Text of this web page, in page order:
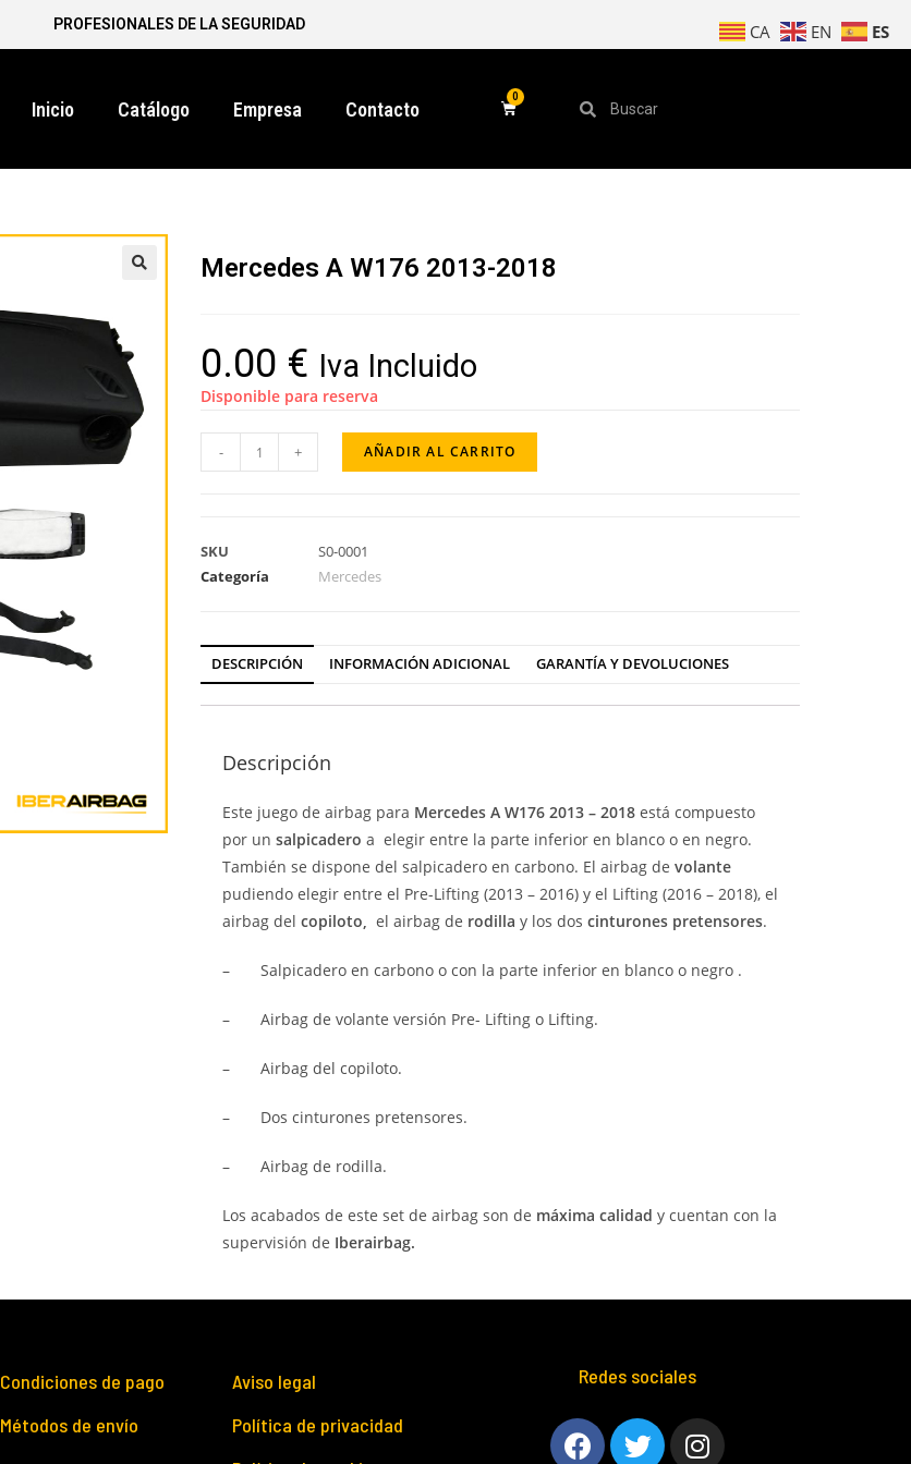
PROFESIONALES DE LA SEGURIDAD
Inicio Catálogo Empresa Contacto
Mercedes A W176 2013-2018
0.00 € Iva Incluido
Disponible para reserva
- + AÑADIR AL CARRITO
SKU
S0-0001
Categoría
Mercedes
DESCRIPCIÓN INFORMACIÓN ADICIONAL GARANTÍA Y DEVOLUCIONES
Descripción
Este juego de airbag para Mercedes A W176 2013 – 2018 está compuesto
por un salpicadero a elegir entre la parte inferior en blanco o en negro.
También se dispone del salpicadero en carbono. El airbag de volante
pudiendo elegir entre el Pre-Lifting (2013 – 2016) y el Lifting (2016 – 2018), el
airbag del copiloto, el airbag de rodilla y los dos cinturones pretensores.
– Salpicadero en carbono o con la parte inferior en blanco o negro .
– Airbag de volante versión Pre- Lifting o Lifting.
– Airbag del copiloto.
– Dos cinturones pretensores.
– Airbag de rodilla.
Los acabados de este set de airbag son de máxima calidad y cuentan con la
supervisión de Iberairbag.
Condiciones de pago
Métodos de envío
Aviso legal
Política de privacidad
Redes sociales
CA EN ES